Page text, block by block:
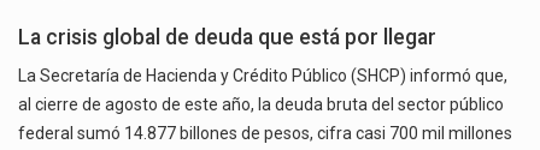
La crisis global de deuda que está por llegar
La Secretaría de Hacienda y Crédito Público (SHCP) informó que,
al cierre de agosto de este año, la deuda bruta del sector público
federal sumó 14.877 billones de pesos, cifra casi 700 mil millones